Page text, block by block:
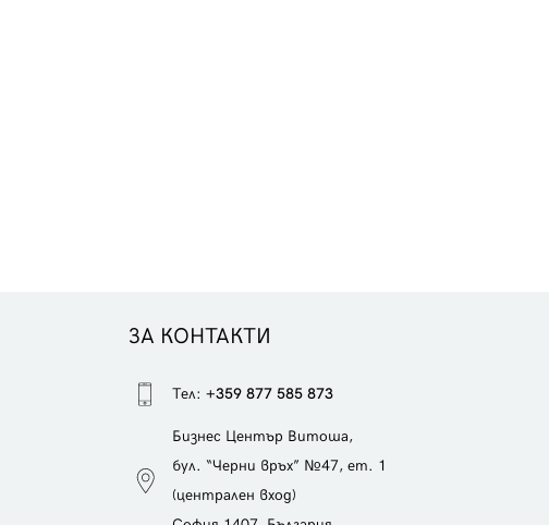
ЗА КОНТАКТИ
Тел: +359 877 585 873
Бизнес Център Витоша,
бул. “Черни връх” №47, ет. 1
(централен вход)